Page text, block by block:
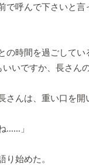
呼んで下さいと言
の時間を過ごしてい
いですか、長さんの
んは、重い口を開
……」
始めた。